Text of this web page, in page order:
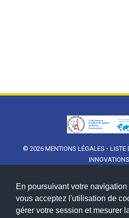
En poursuivant votre navigation
vous acceptez l'utilisation de
gérer votre session et mesurer
© 2026 MENTIONS LÉGALES • LISTE